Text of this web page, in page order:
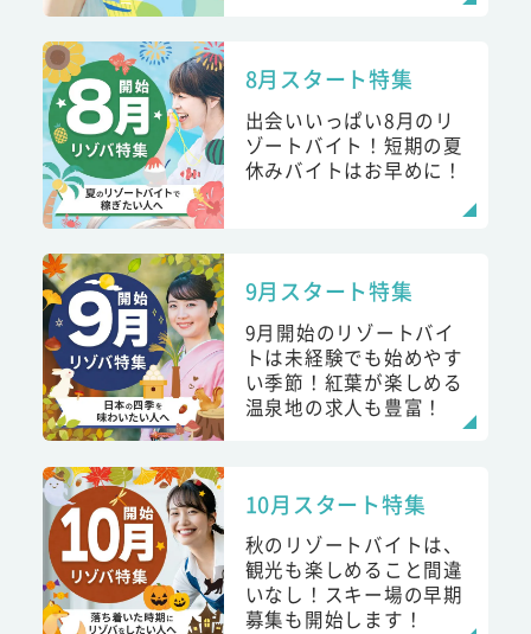
8月スタート特集
出会いいっぱい8月のリ
ゾートバイト！短期の夏
休みバイトはお早めに！
9月スタート特集
9月開始のリゾートバイ
トは未経験でも始めやす
い季節！紅葉が楽しめる
温泉地の求人も豊富！
10月スタート特集
秋のリゾートバイトは、
観光も楽しめること間違
いなし！スキー場の早期
募集も開始します！